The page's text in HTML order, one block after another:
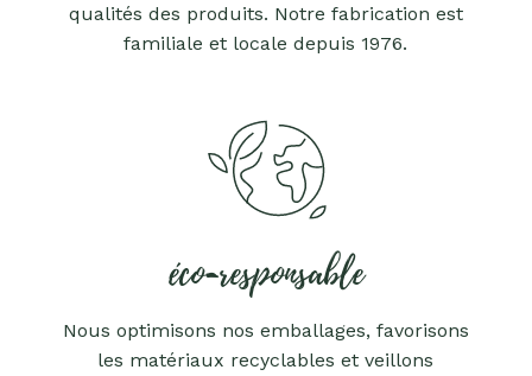
qualités des produits. Notre fabrication est
familiale et locale depuis 1976.
éco-responsable
Nous optimisons nos emballages, favorisons
les matériaux recyclables et veillons